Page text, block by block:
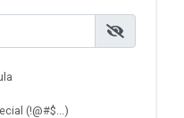
(!@#$...)